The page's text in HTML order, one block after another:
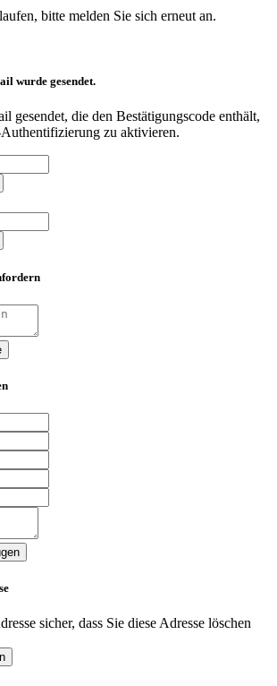
bitte melden Sie sich erneut an.
wurde gesendet.
gesendet, die den Bestätigungscode enthält,
zu aktivieren.
sicher, dass Sie diese Adresse löschen